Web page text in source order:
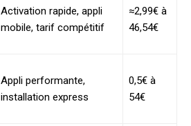
Activation rapide, appli
mobile, tarif compétitif
≈2,99€ à
46,54€
Appli performante,
installation express
0,5€ à
54€